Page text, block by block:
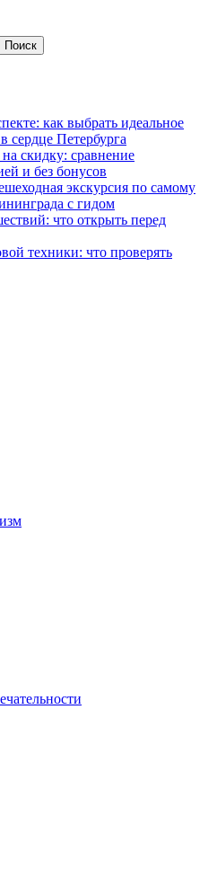
Поиск
как выбрать идеальное
сердце Петербурга
скидку: сравнение
и без бонусов
экскурсия по самому
с гидом
что открыть перед
техники: что проверять